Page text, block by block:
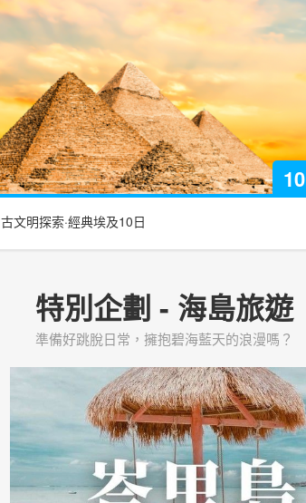
10
古文明探索·經典埃及10日
特別企劃 - 海島旅遊
準備好跳脫日常，擁抱碧海藍天的浪漫嗎？